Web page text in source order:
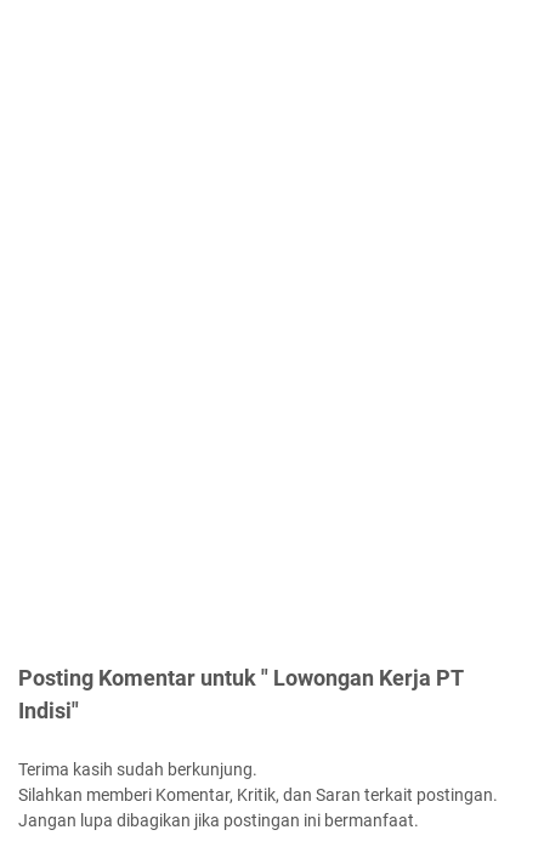
Posting Komentar untuk " Lowongan Kerja PT
Indisi"
Terima kasih sudah berkunjung.
Silahkan memberi Komentar, Kritik, dan Saran terkait postingan.
Jangan lupa dibagikan jika postingan ini bermanfaat.